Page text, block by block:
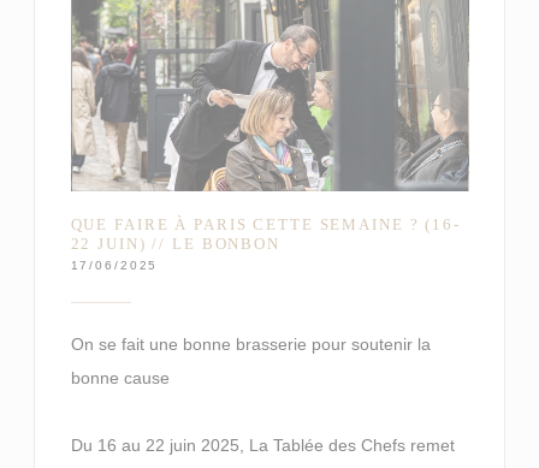
QUE FAIRE À PARIS CETTE SEMAINE ? (16-
22 JUIN) // LE BONBON
17/06/2025
On se fait une bonne brasserie pour soutenir la
bonne cause
Du 16 au 22 juin 2025, La Tablée des Chefs remet